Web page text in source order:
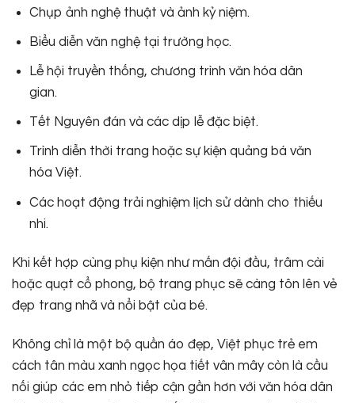
Chụp ảnh nghệ thuật và ảnh kỷ niệm.
Biểu diễn văn nghệ tại trường học.
Lễ hội truyền thống, chương trình văn hóa dân
gian.
Tết Nguyên đán và các dịp lễ đặc biệt.
Trình diễn thời trang hoặc sự kiện quảng bá văn
hóa Việt.
Các hoạt động trải nghiệm lịch sử dành cho thiếu
nhi.
Khi kết hợp cùng phụ kiện như mấn đội đầu, trâm cài
hoặc quạt cổ phong, bộ trang phục sẽ càng tôn lên vẻ
đẹp trang nhã và nổi bật của bé.
Không chỉ là một bộ quần áo đẹp, Việt phục trẻ em
cách tân màu xanh ngọc họa tiết vân mây còn là cầu
nối giúp các em nhỏ tiếp cận gần hơn với văn hóa dân